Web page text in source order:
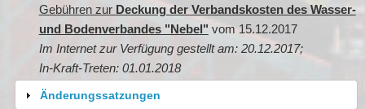
Gebühren zur Deckung der Verbandskosten des Wasser-
und Bodenverbandes "Nebel" vom 15.12.2017
Im Internet zur Verfügung gestellt am: 20.12.2017;
In-Kraft-Treten: 01.01.2018
Änderungssatzungen